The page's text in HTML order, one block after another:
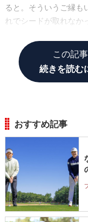
ると。そういうご縁も
れでシードが取れなか
この記
続きを読む
おすすめ記事